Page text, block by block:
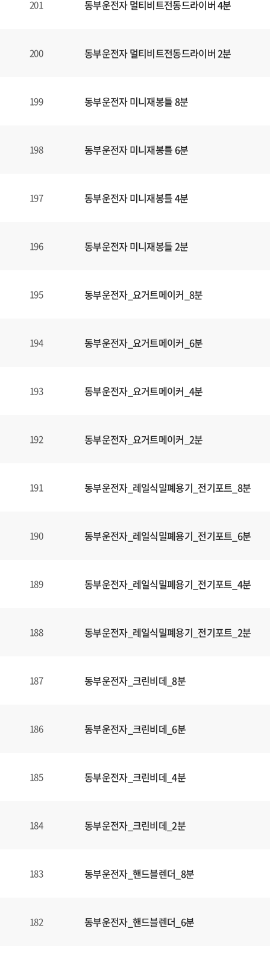
201 동부운전자 멀티비트전동드라이버 4분
200 동부운전자 멀티비트전동드라이버 2분
199 동부운전자 미니재봉틀 8분
198 동부운전자 미니재봉틀 6분
197 동부운전자 미니재봉틀 4분
196 동부운전자 미니재봉틀 2분
195 동부운전자_요거트메이커_8분
194 동부운전자_요거트메이커_6분
193 동부운전자_요거트메이커_4분
192 동부운전자_요거트메이커_2분
191 동부운전자_레일식밀폐용기_전기포트_8분
190 동부운전자_레일식밀폐용기_전기포트_6분
189 동부운전자_레일식밀폐용기_전기포트_4분
188 동부운전자_레일식밀폐용기_전기포트_2분
187 동부운전자_크린비데_8분
186 동부운전자_크린비데_6분
185 동부운전자_크린비데_4분
184 동부운전자_크린비데_2분
183 동부운전자_핸드블렌더_8분
182 동부운전자_핸드블렌더_6분